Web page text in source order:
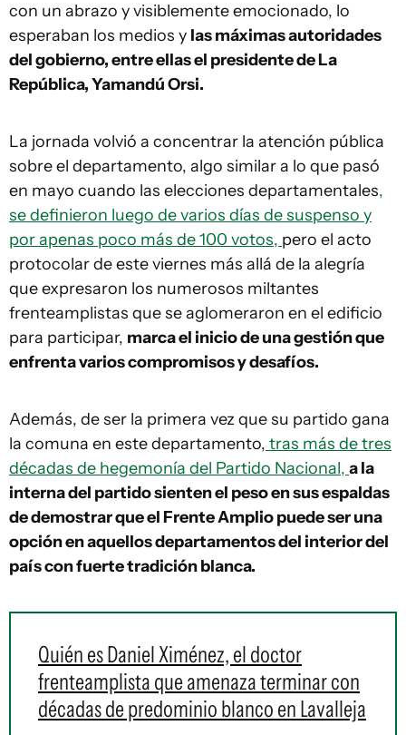
con un abrazo y visiblemente emocionado, lo
esperaban los medios y las máximas autoridades
del gobierno, entre ellas el presidente de La
República, Yamandú Orsi.
La jornada volvió a concentrar la atención pública
sobre el departamento, algo similar a lo que pasó
en mayo cuando las elecciones departamentales,
se definieron luego de varios días de suspenso y
por apenas poco más de 100 votos, pero el acto
protocolar de este viernes más allá de la alegría
que expresaron los numerosos miltantes
frenteamplistas que se aglomeraron en el edificio
para participar, marca el inicio de una gestión que
enfrenta varios compromisos y desafíos.
Además, de ser la primera vez que su partido gana
la comuna en este departamento, tras más de tres
décadas de hegemonía del Partido Nacional, a la
interna del partido sienten el peso en sus espaldas
de demostrar que el Frente Amplio puede ser una
opción en aquellos departamentos del interior del
país con fuerte tradición blanca.
Quién es Daniel Ximénez, el doctor
frenteamplista que amenaza terminar con
décadas de predominio blanco en Lavalleja